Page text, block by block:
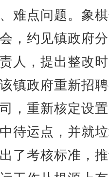
难点问题。象
，约见镇政府
人，提出整改
镇政府重新招
，重新核定设
待运点，并就
了考核标准，